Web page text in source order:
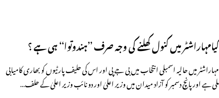
کیامہاراشٹر میں کنول کھلنے کی وجہ صرف ’’ہندوتوا‘‘ ہی ہے ؟
مہاراشٹر میں حالیہ اسمبلی انتخاب میں بی جے پی اور اس کی حلیف پارٹیوں کو بھاری کامیابی
ملی ہے اور پانچ دسمبر کو آزاد میدان میں وزیر اعلیٰ اور دو نائب وزیر اعلیٰ کے حلف…